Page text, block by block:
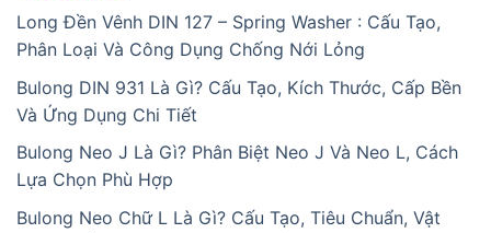
Long Đền Vênh DIN 127 – Spring Washer : Cấu Tạo,
Phân Loại Và Công Dụng Chống Nới Lỏng
Bulong DIN 931 Là Gì? Cấu Tạo, Kích Thước, Cấp Bền
Và Ứng Dụng Chi Tiết
Bulong Neo J Là Gì? Phân Biệt Neo J Và Neo L, Cách
Lựa Chọn Phù Hợp
Bulong Neo Chữ L Là Gì? Cấu Tạo, Tiêu Chuẩn, Vật